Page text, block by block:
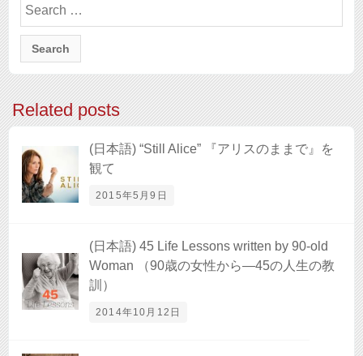
for:
Related posts
(日本語) “Still Alice” 『アリスのままで』を
観て
2015年5月9日
(日本語) 45 Life Lessons written by 90-old
Woman （90歳の女性から―45の人生の教
訓）
2014年10月12日